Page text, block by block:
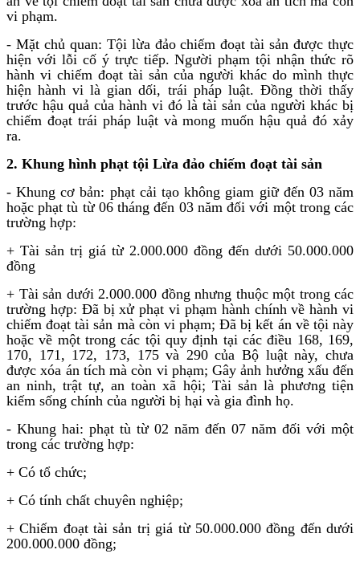
vi phạm.
- Mặt chủ quan: Tội lừa đảo chiếm đoạt tài sản được thực
hiện với lỗi cố ý trực tiếp. Người phạm tội nhận thức rõ
hành vi chiếm đoạt tài sản của người khác do mình thực
hiện hành vi là gian dối, trái pháp luật. Đồng thời thấy
trước hậu quả của hành vi đó là tài sản của người khác bị
chiếm đoạt trái pháp luật và mong muốn hậu quả đó xảy
ra.
2. Khung hình phạt tội Lừa đảo chiếm đoạt tài sản
- Khung cơ bản: phạt cải tạo không giam giữ đến 03 năm
hoặc phạt tù từ 06 tháng đến 03 năm đối với một trong các
trường hợp:
+ Tài sản trị giá từ 2.000.000 đồng đến dưới 50.000.000
đồng
+ Tài sản dưới 2.000.000 đồng nhưng thuộc một trong các
trường hợp: Đã bị xử phạt vi phạm hành chính về hành vi
chiếm đoạt tài sản mà còn vi phạm; Đã bị kết án về tội này
hoặc về một trong các tội quy định tại các điều 168, 169,
170, 171, 172, 173, 175 và 290 của Bộ luật này, chưa
được xóa án tích mà còn vi phạm; Gây ảnh hưởng xấu đến
an ninh, trật tự, an toàn xã hội; Tài sản là phương tiện
kiếm sống chính của người bị hại và gia đình họ.
- Khung hai: phạt tù từ 02 năm đến 07 năm đối với một
trong các trường hợp:
+ Có tổ chức;
+ Có tính chất chuyên nghiệp;
+ Chiếm đoạt tài sản trị giá từ 50.000.000 đồng đến dưới
200.000.000 đồng;